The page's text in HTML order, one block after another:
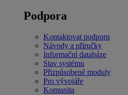
Podpora
Kontaktovat podporu
Návody a příručky
Informační databáze
Stav systému
Přizpůsobené moduly
Pro vývojáře
Komunita